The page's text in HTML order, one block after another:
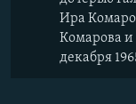
Ира
Комарова и
декабря